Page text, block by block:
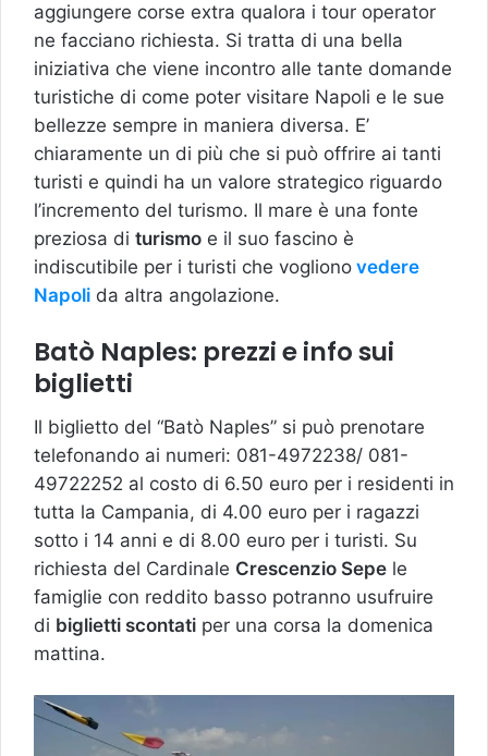
aggiungere corse extra qualora i tour operator
ne facciano richiesta. Si tratta di una bella
iniziativa che viene incontro alle tante domande
turistiche di come poter visitare Napoli e le sue
bellezze sempre in maniera diversa. E’
chiaramente un di più che si può offrire ai tanti
turisti e quindi ha un valore strategico riguardo
l’incremento del turismo. Il mare è una fonte
preziosa di turismo e il suo fascino è
indiscutibile per i turisti che vogliono vedere
Napoli da altra angolazione.
Batò Naples: prezzi e info sui
biglietti
Il biglietto del “Batò Naples” si può prenotare
telefonando ai numeri: 081-4972238/ 081-
49722252 al costo di 6.50 euro per i residenti in
tutta la Campania, di 4.00 euro per i ragazzi
sotto i 14 anni e di 8.00 euro per i turisti. Su
richiesta del Cardinale Crescenzio Sepe le
famiglie con reddito basso potranno usufruire
di biglietti scontati per una corsa la domenica
mattina.